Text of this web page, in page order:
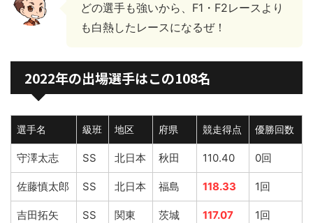
どの選手も強いから、F1・F2レースより
も白熱したレースになるぜ！
2022年の出場選手はこの108名
選手名 級班 地区 府県 競走得点 優勝回数
守澤太志 SS 北日本 秋田 110.40 0回
佐藤慎太郎 SS 北日本 福島 118.33 1回
吉田拓矢 SS 関東 茨城 117.07 1回